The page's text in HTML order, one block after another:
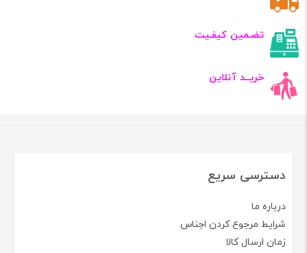
تضـمین کیفـیت
خریــد آنلاین
دسترسی سریع
درباره ما
شرایط مرجوع کردن اجناس
زمان ارسال کالا